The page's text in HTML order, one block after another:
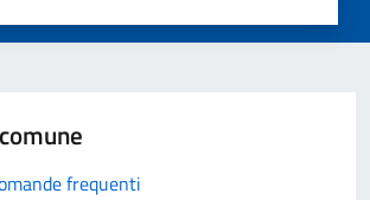
frequenti